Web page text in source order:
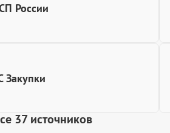
России
Закупки
37 источников